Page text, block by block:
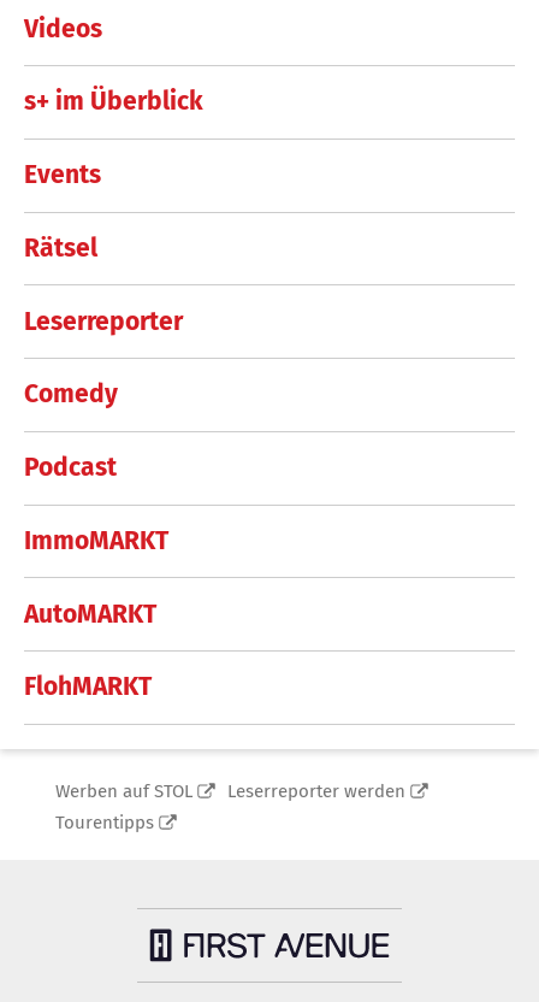
Videos
s+ im Überblick
Events
Rätsel
Leserreporter
Comedy
Podcast
ImmoMARKT
AutoMARKT
FlohMARKT
Werben auf STOL
Leserreporter werden
Tourentipps